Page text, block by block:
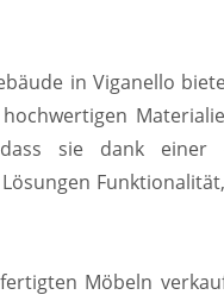
in Viganello
sie dank einer
Möbeln